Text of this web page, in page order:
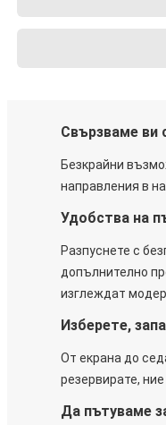
Свързваме ви
Безкрайни
направления в
Удобства на
Разпуснете с
допълнително
изглеждат
Изберете,
От екрана до
резервирате,
Да пътуваме